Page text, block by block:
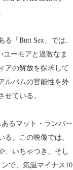
「Butt Sex」では、
ーモアと過激なま
アの解放を探求して
ルバムの官能性を外
ている。
るマット・ランバー
。この映像では、
、いちゃつき、そし
で、気温マイナス10